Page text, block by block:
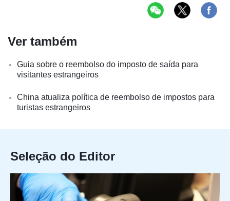
Ver também
Guia sobre o reembolso do imposto de saída para
visitantes estrangeiros
China atualiza política de reembolso de impostos para
turistas estrangeiros
Seleção do Editor